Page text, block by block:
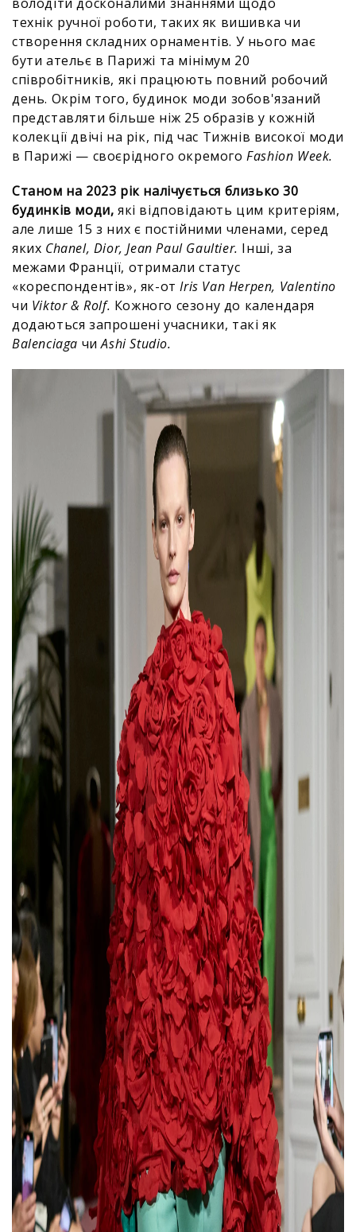
технік ручної роботи, таких як вишивка чи
створення складних орнаментів. У нього має
бути ательє в Парижі та мінімум 20
співробітників, які працюють повний робочий
день. Окрім того, будинок моди зобов'язаний
представляти більше ніж 25 образів у кожній
колекції двічі на рік, під час Тижнів високої моди
в Парижі — своєрідного окремогоFashion Week.
Станом на 2023 рік налічується близько 30
будинків моди, які відповідають цим критеріям,
але лише 15 з них є постійними членами, серед
яких Chanel, Dior, Jean Paul Gaultier. Інші, за
межами Франції, отримали статус
«кореспондентів», як-от Iris Van Herpen, Valentino
чи Viktor & Rolf. Кожного сезону до календаря
додаються запрошені учасники, такі як
Balenciaga чиAshi Studio.